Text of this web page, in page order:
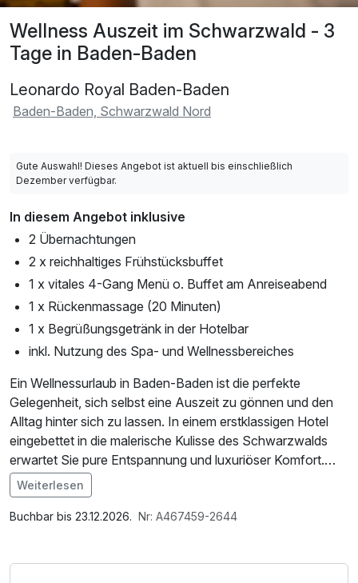
Wellness Auszeit im Schwarzwald - 3
Tage in Baden-Baden
Leonardo Royal Baden-Baden
Baden-Baden, Schwarzwald Nord
Gute Auswahl! Dieses Angebot ist aktuell bis einschließlich
Dezember verfügbar.
In diesem Angebot inklusive
2 Übernachtungen
2 x reichhaltiges Frühstücksbuffet
1 x vitales 4-Gang Menü o. Buffet am Anreiseabend
1 x Rückenmassage (20 Minuten)
1 x Begrüßungsgetränk in der Hotelbar
inkl. Nutzung des Spa- und Wellnessbereiches
Ein Wellnessurlaub in Baden-Baden ist die perfekte
Gelegenheit, sich selbst eine Auszeit zu gönnen und den
Alltag hinter sich zu lassen. In einem erstklassigen Hotel
eingebettet in die malerische Kulisse des Schwarzwalds
erwartet Sie pure Entspannung und luxuriöser Komfort.
Eingebettet in die malerische Landschaft des
Schwarzwalds, versprüht die charmante Kurstadt einen
Im Angebot enthalten
Saunabenutzung, Saunatuch, Leihbademantel, Nutzung
Weiterlesen
Buchbar bis 23.12.2026. Nr: A467459-2644